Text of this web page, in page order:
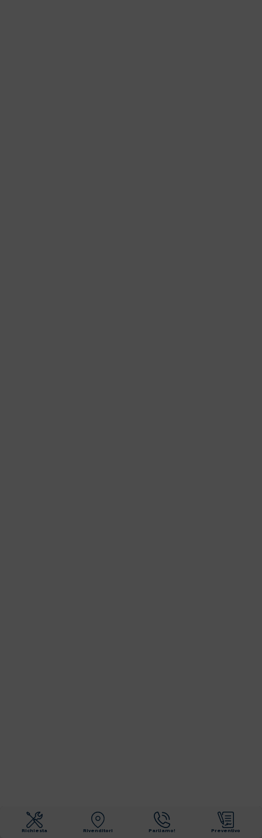
Richiesta Rivenditori Parliamo! Preventivo